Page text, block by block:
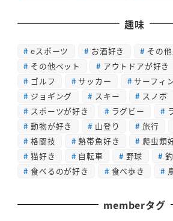
趣味
eスポーツ お酒好き
その
その他ペット
アウトドアが好き
ゴルフ
サッカー サーフィ
ジョギング
スキー
スノボ
スポーツが好き
ラグビー
動物が好き
山登り 旅行
格闘技
熱帯魚好き 爬虫類
猫好き
自転車 野球
食べるのが好き
食べ歩き
memberタグ